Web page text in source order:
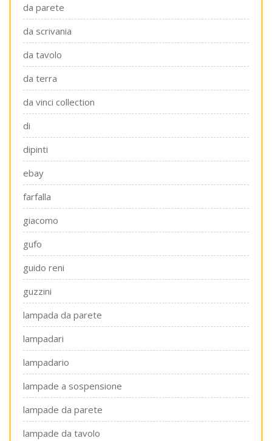
da parete
da scrivania
da tavolo
da terra
da vinci collection
di
dipinti
ebay
farfalla
giacomo
gufo
guido reni
guzzini
lampada da parete
lampadari
lampadario
lampade a sospensione
lampade da parete
lampade da tavolo